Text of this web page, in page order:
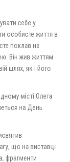
себе у
особисте життя в
поклав на
Він жив життям
шлях, як і його
місті Олега
на День
що на виставці
фрагменти